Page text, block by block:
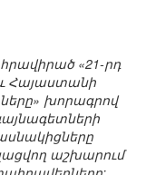
«21-րդ
Հայաստանի
խորագրով
աշխարում